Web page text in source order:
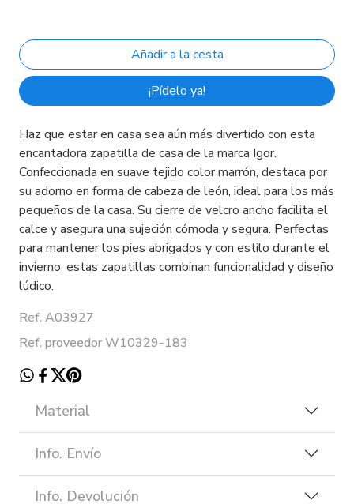
¡Pídelo ya!
Haz que estar en casa sea aún más divertido con esta
encantadora zapatilla de casa de la marca Igor.
Confeccionada en suave tejido color marrón, destaca por
su adorno en forma de cabeza de león, ideal para los más
pequeños de la casa. Su cierre de velcro ancho facilita el
calce y asegura una sujeción cómoda y segura. Perfectas
para mantener los pies abrigados y con estilo durante el
invierno, estas zapatillas combinan funcionalidad y diseño
lúdico.
Ref. A03927
Ref. proveedor W10329-183
Material
Info. Envío
Info. Devolución